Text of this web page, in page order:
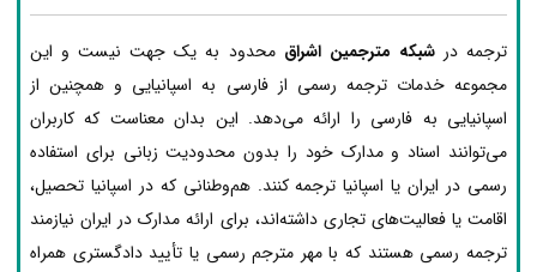
ترجمه درشبکه مترجمین اشراق محدود به یک جهت نیست و این
مجموعه خدمات ترجمه رسمی از فارسی به اسپانیایی و همچنین از
اسپانیایی به فارسی را ارائه می‌دهد. این بدان معناست که کاربران
می‌توانند اسناد و مدارک خود را بدون محدودیت زبانی برای استفاده
رسمی در ایران یا اسپانیا ترجمه کنند. هم‌وطنانی که در اسپانیا تحصیل،
اقامت یا فعالیت‌های تجاری داشته‌اند، برای ارائه مدارک در ایران نیازمند
ترجمه رسمی هستند که با مهر مترجم رسمی یا تأیید دادگستری همراه